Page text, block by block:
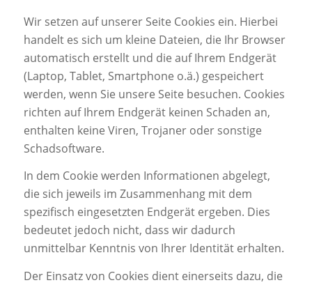
Wir setzen auf unserer Seite Cookies ein. Hierbei
handelt es sich um kleine Dateien, die Ihr Browser
automatisch erstellt und die auf Ihrem Endgerät
(Laptop, Tablet, Smartphone o.ä.) gespeichert
werden, wenn Sie unsere Seite besuchen. Cookies
richten auf Ihrem Endgerät keinen Schaden an,
enthalten keine Viren, Trojaner oder sonstige
Schadsoftware.
In dem Cookie werden Informationen abgelegt,
die sich jeweils im Zusammenhang mit dem
spezifisch eingesetzten Endgerät ergeben. Dies
bedeutet jedoch nicht, dass wir dadurch
unmittelbar Kenntnis von Ihrer Identität erhalten.
Der Einsatz von Cookies dient einerseits dazu, die